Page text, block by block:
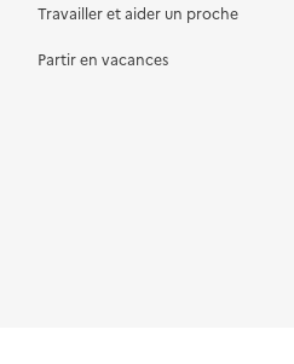
Travailler et aider un proche
Partir en vacances